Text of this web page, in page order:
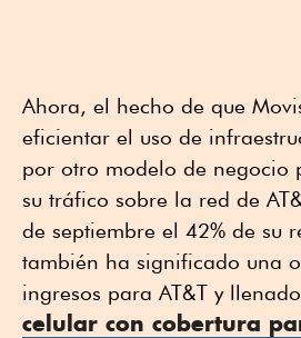
Ahora, el hecho de que
eficientar el uso de
por otro modelo de negocio
su tráfico sobre la red de
de septiembre el 42% de su
también ha significado una
ingresos para AT&T y
celular con cobertura